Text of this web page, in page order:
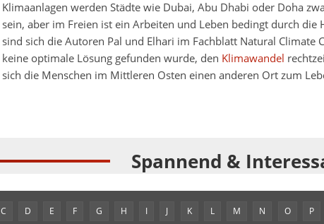
Klimaanlagen werden Städte wie Dubai, Abu Dhabi oder Doha
sein, aber im Freien ist ein Arbeiten und Leben bedingt durch die
sind sich die Autoren Pal und Elhari im Fachblatt Natural Climate
keine optimale Lösung gefunden wurde, den Klimawandel
sich die Menschen im Mittleren Osten einen anderen Ort zum
Spannend &
C D E F G H I J K L M N O P